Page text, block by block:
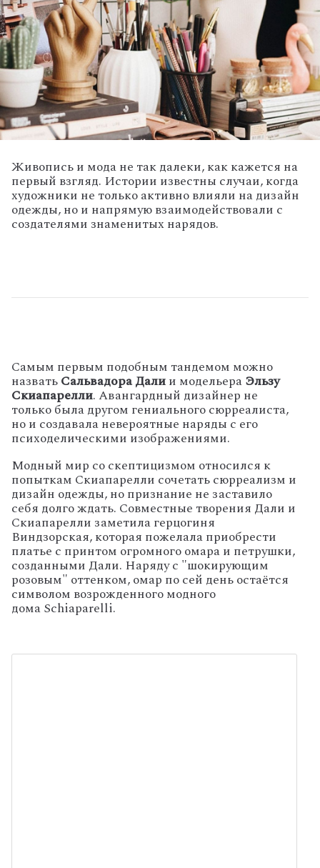
Живопись и мода не так далеки, как кажется на
первый взгляд. Истории известны случаи, когда
художники не только активно влияли на дизайн
одежды, но и напрямую взаимодействовали с
создателями знаменитых нарядов.
Самым первым подобным тандемом можно
назватьСальвадора Далии модельераЭльзу
Скиапарелли. Авангардный дизайнер не
только была другом гениального сюрреалиста,
но и создавала невероятные наряды с его
психоделическими изображениями.
Модный мир со скептицизмом относился к
попыткам Скиапарелли сочетать сюрреализм и
дизайн одежды, но признание не заставило
себя долго ждать. Совместные творения Дали и
Скиапарелли заметила герцогиня
Виндзорская, которая пожелала приобрести
платье с принтом огромного омара и петрушки,
созданными Дали. Наряду с "шокирующим
розовым" оттенком, омар по сей день остаётся
символом возрожденного модного
дома Schiaparelli.